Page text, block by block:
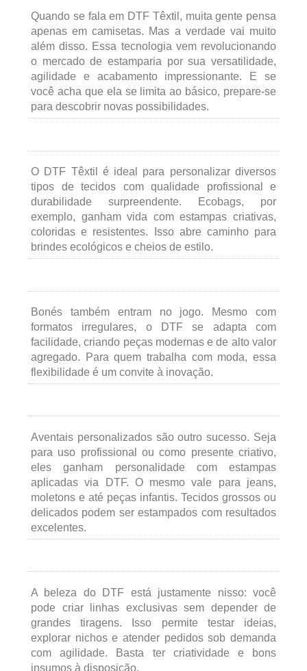
Quando se fala em DTF Têxtil, muita gente pensa
apenas em camisetas. Mas a verdade vai muito
além disso. Essa tecnologia vem revolucionando
o mercado de estamparia por sua versatilidade,
agilidade e acabamento impressionante. E se
você acha que ela se limita ao básico, prepare-se
para descobrir novas possibilidades.
O DTF Têxtil é ideal para personalizar diversos
tipos de tecidos com qualidade profissional e
durabilidade surpreendente. Ecobags, por
exemplo, ganham vida com estampas criativas,
coloridas e resistentes. Isso abre caminho para
brindes ecológicos e cheios de estilo.
Bonés também entram no jogo. Mesmo com
formatos irregulares, o DTF se adapta com
facilidade, criando peças modernas e de alto valor
agregado. Para quem trabalha com moda, essa
flexibilidade é um convite à inovação.
Aventais personalizados são outro sucesso. Seja
para uso profissional ou como presente criativo,
eles ganham personalidade com estampas
aplicadas via DTF. O mesmo vale para jeans,
moletons e até peças infantis. Tecidos grossos ou
delicados podem ser estampados com resultados
excelentes.
A beleza do DTF está justamente nisso: você
pode criar linhas exclusivas sem depender de
grandes tiragens. Isso permite testar ideias,
explorar nichos e atender pedidos sob demanda
com agilidade. Basta ter criatividade e bons
insumos à disposição.